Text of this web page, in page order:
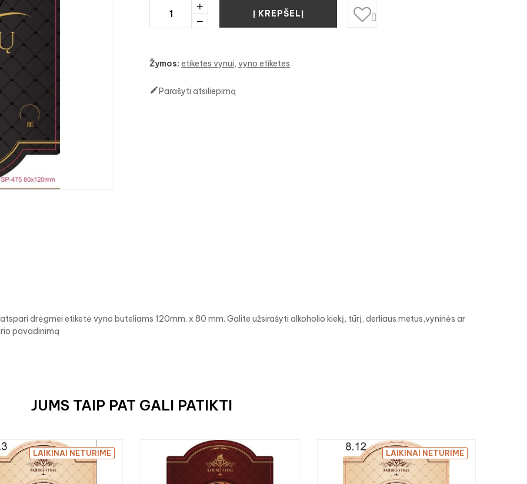
Į KREPŠELĮ 
Žymos: etiketes vynui vyno etiketes
Parašyti atsiliepimą
drėgmei etiketė vyno buteliams 120mm. x 80 mm. Galite užsirašyti alkoholio kiekį, tūrį, derliaus metus,vyninės ar
pavadinimą
JUMS TAIP PAT GALI PATIKTI
LAIKINAI NETURIME LAIKINAI NETURIME